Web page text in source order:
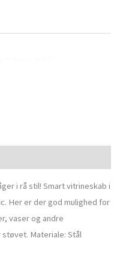
i rå stil! Smart vitrineskab i
Her er der god mulighed for
vaser og andre
Materiale: Stål